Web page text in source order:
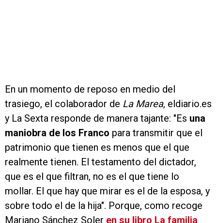
En un momento de reposo en medio del
trasiego, el colaborador de La Marea, eldiario.es
y La Sexta responde de manera tajante: "Es una
maniobra de los Franco para transmitir que el
patrimonio que tienen es menos que el que
realmente tienen. El testamento del dictador,
que es el que filtran, no es el que tiene lo
mollar. El que hay que mirar es el de la esposa, y
sobre todo el de la hija". Porque, como recoge
Mariano Sánchez Soler en su libro La familia